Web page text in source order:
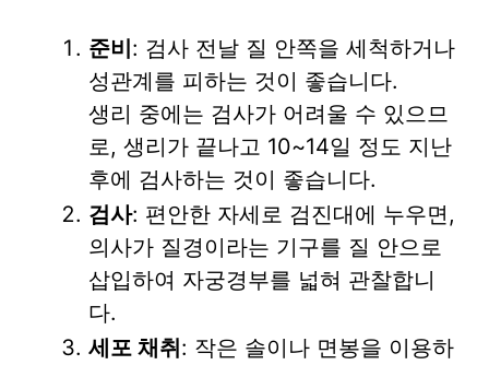
준비: 검사 전날 질 안쪽을 세척하거나
성관계를 피하는 것이 좋습니다.
생리 중에는 검사가 어려울 수 있으므
로, 생리가 끝나고 10~14일 정도 지난
후에 검사하는 것이 좋습니다.
검사: 편안한 자세로 검진대에 누우면,
의사가 질경이라는 기구를 질 안으로
삽입하여 자궁경부를 넓혀 관찰합니
다.
세포 채취: 작은 솔이나 면봉을 이용하